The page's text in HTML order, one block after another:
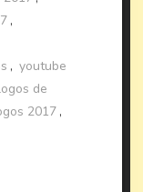
,
, youtube
de
2017 ,